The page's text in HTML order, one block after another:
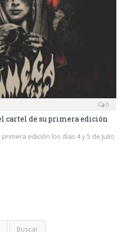
0
cartel de su primera edición
edición los días 4 y 5 de Julio